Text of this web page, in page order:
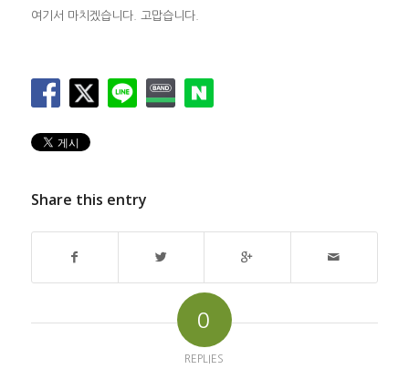
여기서 마치겠습니다. 고맙습니다.
Share this entry
0
REPLIES